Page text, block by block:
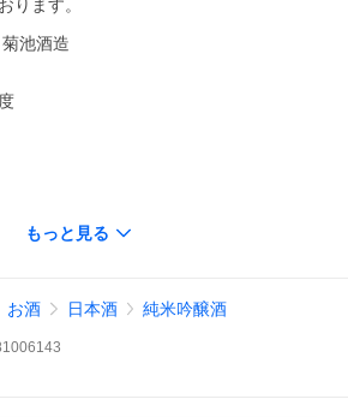
ります。
池酒造
場合は、破損防止のため配送用BOXを使用
の場合はこの限りではございません。
母で醸した後、ガス感を残すために搾っ
ッシュ＆フルーティーな1本。
もっと見る
お酒 日本酒 純米吟醸酒